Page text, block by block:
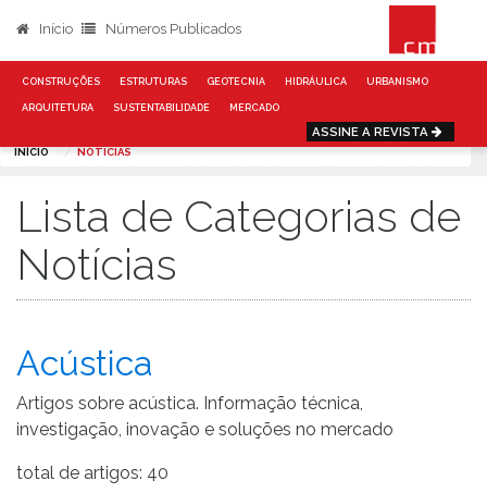
Início Números Publicados
CONSTRUÇÕES ESTRUTURAS GEOTECNIA HIDRÁULICA URBANISMO
ARQUITETURA SUSTENTABILIDADE MERCADO
ASSINE A REVISTA
INÍCIO NOTICIAS
Lista de Categorias de
Notícias
Acústica
Artigos sobre acústica. Informação técnica,
investigação, inovação e soluções no mercado
total de artigos: 40